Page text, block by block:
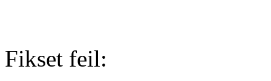
Fikset feil: